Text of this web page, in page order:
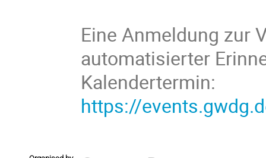
Eine Anmeldung zur
automatisierter
Kalendertermin:
https://